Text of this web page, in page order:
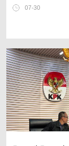
peluncuran
07-30